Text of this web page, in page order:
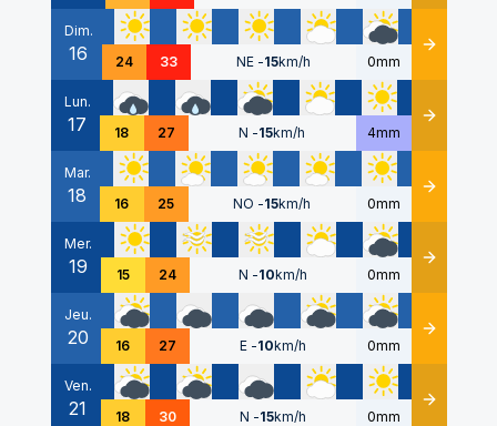
Dim.
16 24 33 NE -15km/h 0mm Détails
Lun.
17 18 27 N -15km/h 4mm Détails
Mar.
18 16 25 NO -15km/h 0mm Détails
Mer.
19 15 24 N -10km/h 0mm Détails
Jeu.
20 16 27 E -10km/h 0mm Détails
Ven.
21 18 30 N -15km/h 0mm Détails